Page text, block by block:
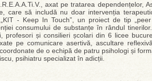
axat pe tratarea dependențelor,
care să includă nu doar intervenția
- Keep In Touch”, un proiect de tip
consumului de substanțe în rândul
profesori și consilieri școlari din 6 licee
pe comunicare asertivă, ascultare
de o echipă de patru psihologi și
psihiatru specializat în adicții.